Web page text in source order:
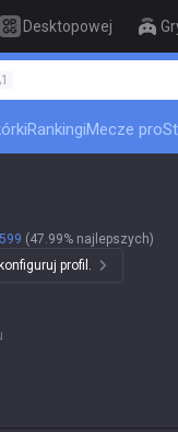
Desktopowej
RankingiMecze pro
(47.99% najlepszych)
profil.